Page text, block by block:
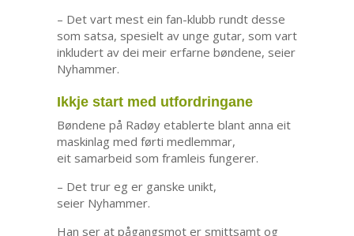
– Det vart mest ein fan-klubb rundt desse
som satsa, spesielt av unge gutar, som vart
inkludert av dei meir erfarne bøndene, seier
Nyhammer.
Ikkje start med utfordringane
Bøndene på Radøy etablerte blant anna eit
maskinlag med førti medlemmar,
eit samarbeid som framleis fungerer.
– Det trur eg er ganske unikt,
seier Nyhammer.
Han ser at pågangsmot er smittsamt og